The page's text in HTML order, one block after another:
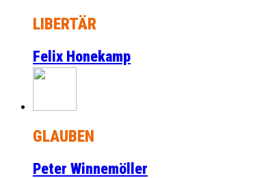
LIBERTÄR
Felix Honekamp
GLAUBEN
Peter Winnemöller